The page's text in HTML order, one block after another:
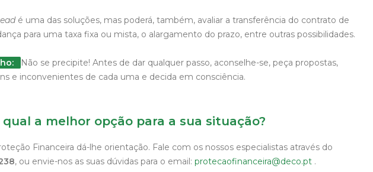
é uma das soluções, mas poderá, também, avaliar a transferência do contrato de
para uma taxa fixa ou mista, o alargamento do prazo, entre outras possibilidades.
Não se precipite! Antes de dar qualquer passo, aconselhe-se, peça propostas,
e inconvenientes de cada uma e decida em consciência.
a melhor opção para a sua situação?
Financeira dá-lhe orientação. Fale com os nossos especialistas através do
, ou envie-nos as suas dúvidas para o email: protecaofinanceira@deco.pt .